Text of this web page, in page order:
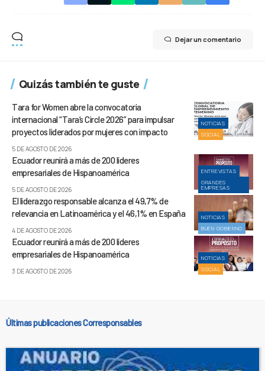
Dejar un comentario
Quizás también te guste
NOTICIAS
SOCIAL
Tara for Women abre la convocatoria
internacional “Tara’s Circle 2026” para impulsar
proyectos liderados por mujeres con impacto
5 DE AGOSTO DE 2026
ENTREVISTAS
GRANDES
EMPRESAS
Ecuador reunirá a más de 200 líderes
empresariales de Hispanoamérica
5 DE AGOSTO DE 2026
NOTICIAS
BUEN GOBIERNO
El liderazgo responsable alcanza el 49,7% de
relevancia en Latinoamérica y el 46,1% en España
4 DE AGOSTO DE 2026
NOTICIAS
SOCIAL
Ecuador reunirá a más de 200 líderes
empresariales de Hispanoamérica
3 DE AGOSTO DE 2026
Últimas publicaciones Corresponsables